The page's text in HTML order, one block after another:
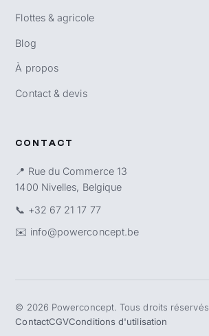
Flottes & agricole
Blog
À propos
Contact & devis
CONTACT
📍 Rue du Commerce 13
1400 Nivelles, Belgique
📞 +32 67 21 17 77
✉️ info@powerconcept.be
© 2026 Powerconcept. Tous droits réservés.
ContactCGVConditions d'utilisation